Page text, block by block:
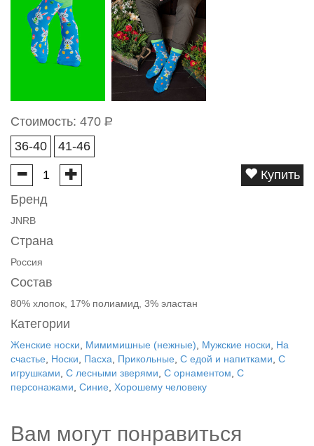
Стоимость: 470 Р
36-40
41-46
Купить
Бренд
JNRB
Страна
Россия
Состав
80% хлопок, 17% полиамид, 3% эластан
Категории
Женские носки Мимимишные (нежные) Мужские носки
На
счастье
Носки Пасха Прикольные С едой и напитками С
игрушками С лесными зверями С орнаментом С
персонажами Синие Хорошему человеку
Вам могут понравиться